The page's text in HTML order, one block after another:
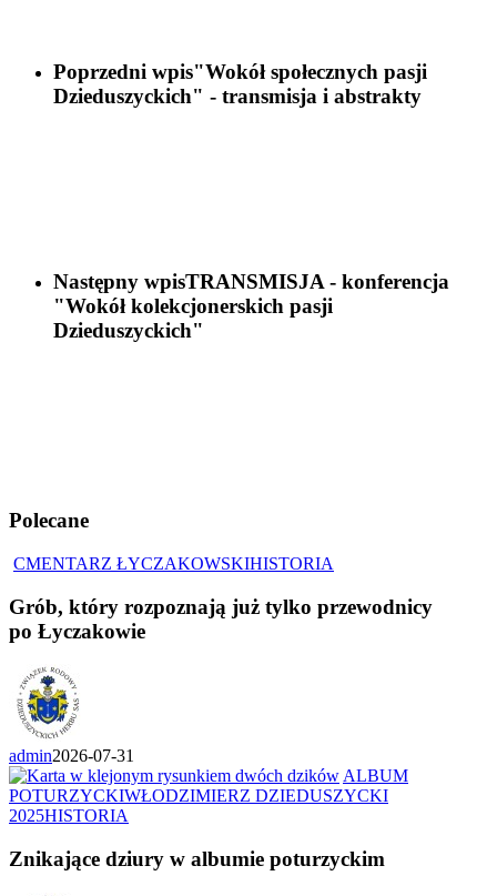
Poprzedni wpis"Wokół społecznych pasji
Dzieduszyckich" - transmisja i abstrakty
Następny wpisTRANSMISJA - konferencja
"Wokół kolekcjonerskich pasji
Dzieduszyckich"
Polecane
CMENTARZ ŁYCZAKOWSKIHISTORIA
Grób, który rozpoznają już tylko przewodnicy
po Łyczakowie
admin2026-07-31
ALBUM
POTURZYCKIWŁODZIMIERZ DZIEDUSZYCKI
2025HISTORIA
Znikające dziury w albumie poturzyckim